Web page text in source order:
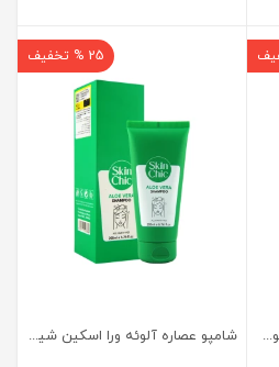
شامپو ضد شوره پرایم مناسب موی خشک مدل D2
25 % تخفیف
شامپو عصاره آلوئه ورا اسکین شیک